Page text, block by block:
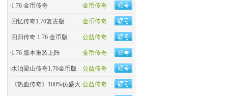
金币传奇
·1.76 金币传奇
金币传奇
· 回忆传奇1.70复古版
公益传奇
· 回归传奇 1.76 金币版
金币传奇
·1.76 版本重装上阵
公益传奇
·水泊梁山传奇1.76金币版
公益传奇
· 《热血传奇》100%仿盛大